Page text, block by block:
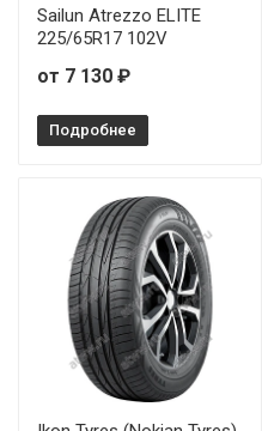
Sailun Atrezzo ELITE
225/65R17 102V
от 7 130 ₽
Подробнее